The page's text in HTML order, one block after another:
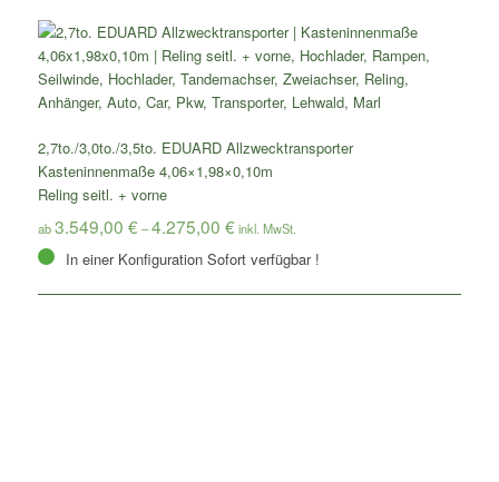
2,7to./3,0to./3,5to. EDUARD Allzwecktransporter
Kasteninnenmaße 4,06×1,98×0,10m
Reling seitl. + vorne
ab3.549,00€–4.275,00€
In einer Konfiguration Sofort verfügbar !